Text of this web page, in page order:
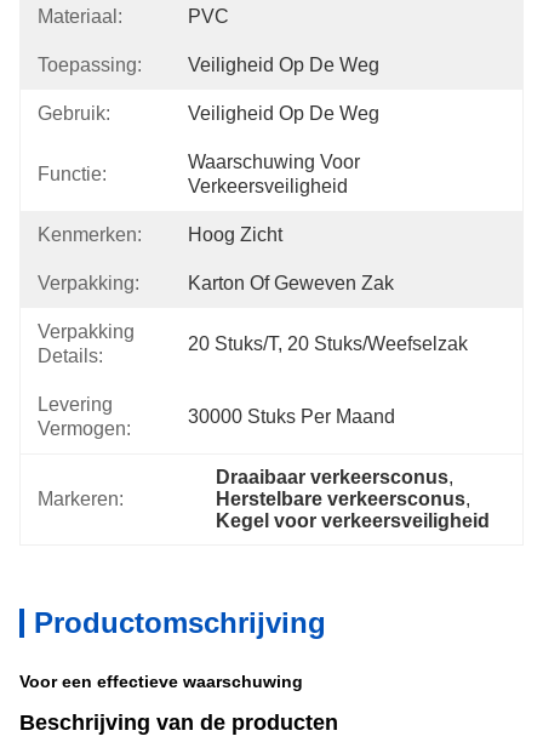
Materiaal: PVC
Toepassing: Veiligheid Op De Weg
Gebruik: Veiligheid Op De Weg
Functie:
Waarschuwing Voor
Verkeersveiligheid
Kenmerken: Hoog Zicht
Verpakking: Karton Of Geweven Zak
Verpakking
Details:
20 Stuks/t, 20 Stuks/weefselzak
Levering
Vermogen:
30000 Stuks Per Maand
Markeren:
Draaibaar verkeersconus,
Herstelbare verkeersconus,
Kegel voor verkeersveiligheid
Productomschrijving
Voor een effectieve waarschuwing
Beschrijving van de producten